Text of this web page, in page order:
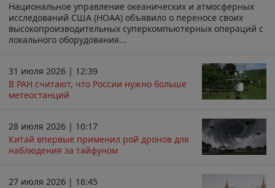
Национальное управление океанических и атмосферных
исследований США (НОАА) объявило о переносе своих
высокопроизводительных суперкомпьютерных операций с
локального оборудования...
31 июля 2026 | 12:39
В РАН считают, что России нужно больше
метеостанций
28 июля 2026 | 10:17
Китай впервые применил рой дронов для
наблюдения за тайфуном
27 июля 2026 | 16:45